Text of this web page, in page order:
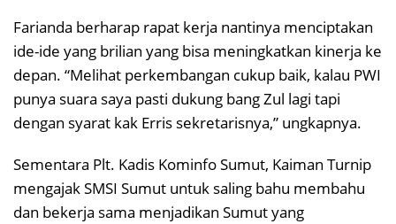
Farianda berharap rapat kerja nantinya menciptakan
ide-ide yang brilian yang bisa meningkatkan kinerja ke
depan. “Melihat perkembangan cukup baik, kalau PWI
punya suara saya pasti dukung bang Zul lagi tapi
dengan syarat kak Erris sekretarisnya,” ungkapnya.
Sementara Plt. Kadis Kominfo Sumut, Kaiman Turnip
mengajak SMSI Sumut untuk saling bahu membahu
dan bekerja sama menjadikan Sumut yang